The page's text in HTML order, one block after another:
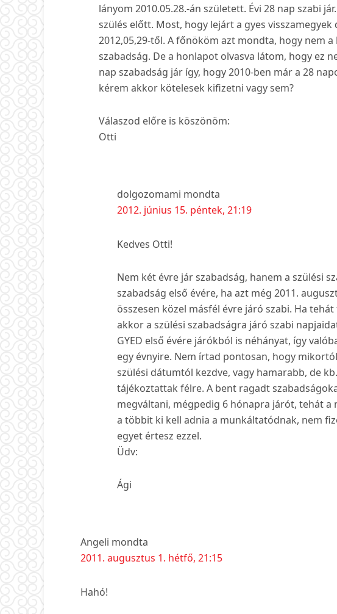
lányom 2010.05.28.-án született. Évi 28 nap szabi
szülés előtt. Most, hogy lejárt a gyes
2012,05,29-től. A főnököm azt mondta, hogy nem
szabadság. De a honlapot olvasva látom, hogy ez
nap szabadság jár így, hogy 2010-ben már a 28
kérem akkor kötelesek kifizetni vagy sem?
Válaszod előre is köszönöm:
Otti
dolgozomami mondta
2012. június 15. péntek, 21:19
Kedves Otti!
Nem két évre jár szabadság, hanem a szülési
szabadság első évére, ha azt még 2011.
összesen közel másfél évre járó szabi. Ha
akkor a szülési szabadságra járó szabi
GYED első évére járókból is néhányat, így
egy évnyire. Nem írtad pontosan, hogy mikortól
szülési dátumtól kezdve, vagy hamarabb, de
tájékoztattak félre. A bent ragadt
megváltani, mégpedig 6 hónapra járót, tehát a
a többit ki kell adnia a munkáltatódnak, nem
egyet értesz ezzel.
Üdv:
Ági
Angeli mondta
2011. augusztus 1. hétfő, 21:15
Hahó!